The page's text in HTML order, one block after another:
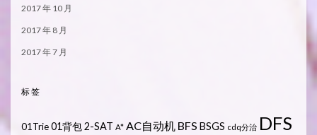
2017 年 10 月
2017 年 8 月
2017 年 7 月
标签
01Trie01背包2-SAT A* AC自动机 BFS BSGS cdq分治 DFS